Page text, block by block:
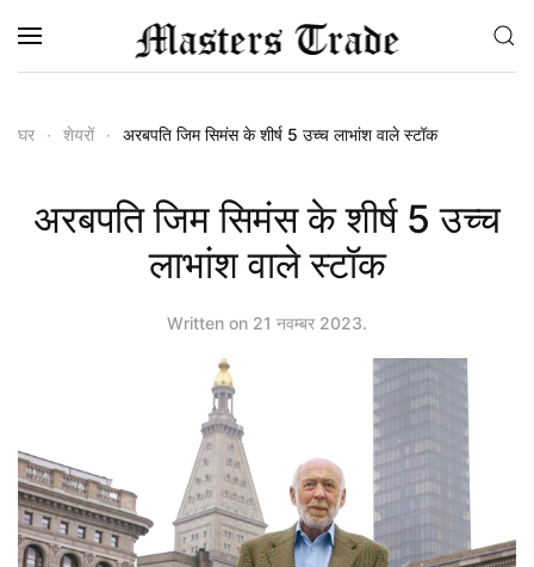
Skip to main content
घर शेयरों अरबपति जिम सिमंस के शीर्ष 5 उच्च लाभांश वाले स्टॉक
अरबपति जिम सिमंस के शीर्ष 5 उच्च
लाभांश वाले स्टॉक
Written on 21 नवम्बर 2023.